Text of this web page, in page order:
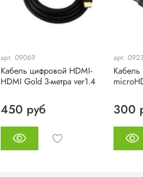
арт. 09069
Кабель цифровой HDMI-
HDMI Gold 3-метра ver1.4
450 руб
арт.
300